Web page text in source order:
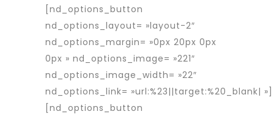
[nd_options_button
nd_options_layout= »layout-2″
nd_options_margin= »0px 20px 0px
0px » nd_options_image= »221″
nd_options_image_width= »22″
nd_options_link= »url:%23||target:%20_blank| »]
[nd_options_button